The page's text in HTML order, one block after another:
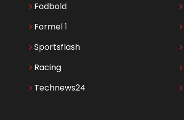
Fodbold
Formel 1
Sportsflash
Racing
Technews24